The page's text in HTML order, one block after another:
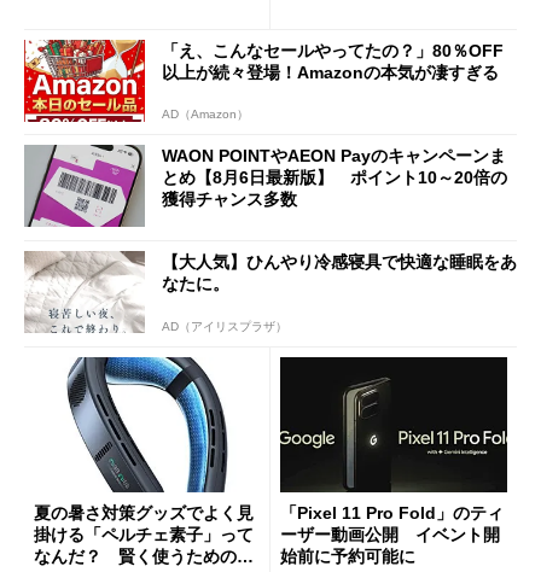
「え、こんなセールやってたの？」80％OFF
以上が続々登場！Amazonの本気が凄すぎる
AD（Amazon）
WAON POINTやAEON Payのキャンペーンま
とめ【8月6日最新版】 ポイント10～20倍の
獲得チャンス多数
【大人気】ひんやり冷感寝具で快適な睡眠をあ
なたに。
AD（アイリスプラザ）
夏の暑さ対策グッズでよく見
掛ける「ペルチェ素子」って
なんだ？ 賢く使うための注
「Pixel 11 Pro Fold」のティ
ーザー動画公開 イベント開
始前に予約可能に